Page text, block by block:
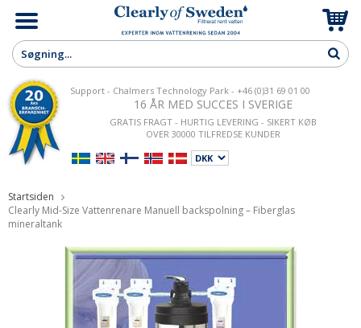
Support - Chalmers Technology Park - +46 (0)31 69 01 00
16 ÅR MED SUCCES I SVERIGE
GRATIS FRAGT - HURTIG LEVERING - SIKERT KØB
OVER 30000 TILFREDSE KUNDER
Startsiden
Clearly Mid-Size Vattenrenare Manuell backspolning – Fiberglas
mineraltank